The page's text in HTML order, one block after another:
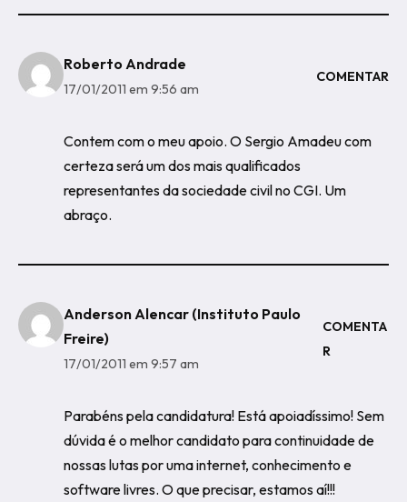
Roberto Andrade
17/01/2011 em 9:56 am
COMENTAR
Contem com o meu apoio. O Sergio Amadeu com
certeza será um dos mais qualificados
representantes da sociedade civil no CGI. Um
abraço.
Anderson Alencar (Instituto Paulo
Freire)
17/01/2011 em 9:57 am
COMENTA
R
Parabéns pela candidatura! Está apoiadíssimo! Sem
dúvida é o melhor candidato para continuidade de
nossas lutas por uma internet, conhecimento e
software livres. O que precisar, estamos aí!!!